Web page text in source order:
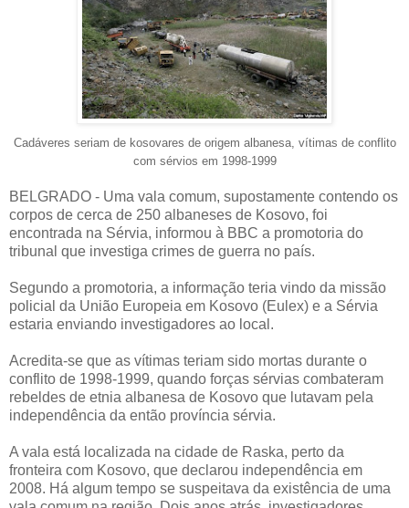
Cadáveres seriam de kosovares de origem albanesa, vítimas de conflito
com sérvios em 1998-1999
BELGRADO - Uma vala comum, supostamente contendo os
corpos de cerca de 250 albaneses de Kosovo, foi
encontrada na Sérvia, informou à BBC a promotoria do
tribunal que investiga crimes de guerra no país.
Segundo a promotoria, a informação teria vindo da missão
policial da União Europeia em Kosovo (Eulex) e a Sérvia
estaria enviando investigadores ao local.
Acredita-se que as vítimas teriam sido mortas durante o
conflito de 1998-1999, quando forças sérvias combateram
rebeldes de etnia albanesa de Kosovo que lutavam pela
independência da então província sérvia.
A vala está localizada na cidade de Raska, perto da
fronteira com Kosovo, que declarou independência em
2008. Há algum tempo se suspeitava da existência de uma